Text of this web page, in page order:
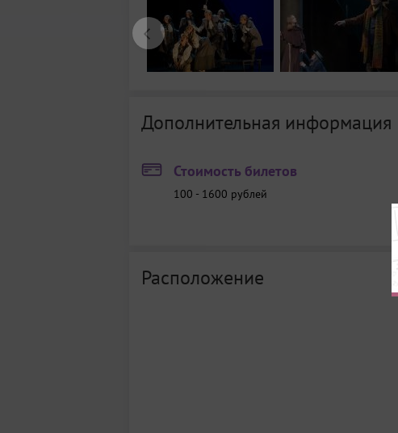
Дополнительная информация
Стоимость билетов
100 - 1600 рублей
Расположение